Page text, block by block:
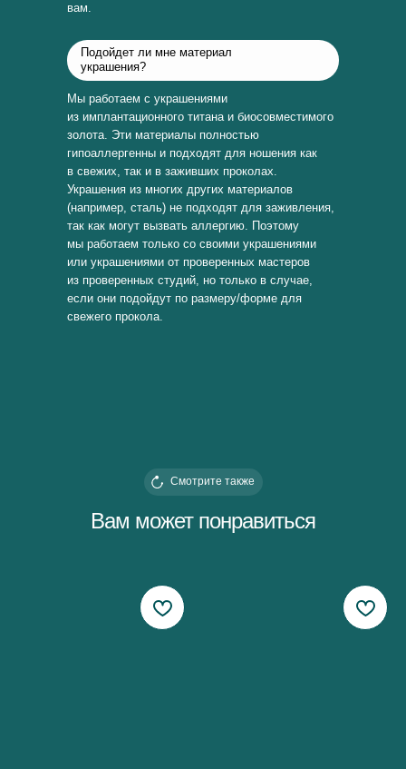
вам.
Подойдет ли мне материал
украшения?
Мы работаем с украшениями
из имплантационного титана и биосовместимого
золота. Эти материалы полностью
гипоаллергенны и подходят для ношения как
в свежих, так и в заживших проколах.
Украшения из многих других материалов
(например, сталь) не подходят для заживления,
так как могут вызвать аллергию. Поэтому
мы работаем только со своими украшениями
или украшениями от проверенных мастеров
из проверенных студий, но только в случае,
если они подойдут по размеру/форме для
свежего прокола.
Вам может понравиться
Смотрите также